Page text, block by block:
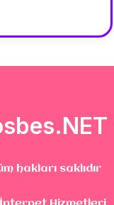
hakları saklıdır